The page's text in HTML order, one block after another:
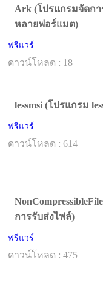
Ark (โปรแกรมจัดก
หลายฟอร์แมต)
ฟรีแวร์
ดาวน์โหลด : 18
lessmsi (โปรแกรม
ฟรีแวร์
ดาวน์โหลด : 614
การรับส่งไฟล์)
ฟรีแวร์
ดาวน์โหลด : 475